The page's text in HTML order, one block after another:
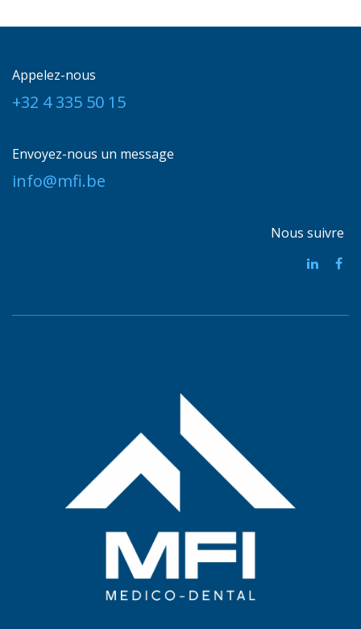
Appelez-nous
+32 4 335 50 15
Envoyez-nous un message
info@mfi.be
Nous suivre